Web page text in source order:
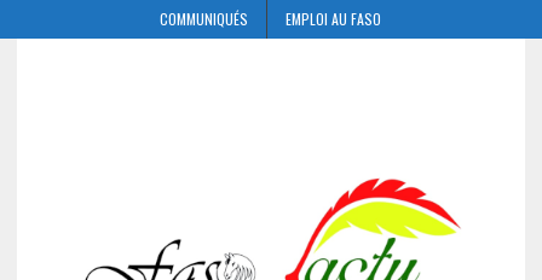
COMMUNIQUÉS EMPLOI AU FASO